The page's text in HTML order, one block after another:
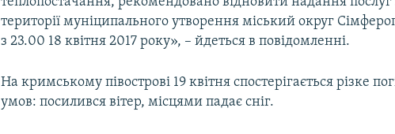
території муніципального утворення міський округ
з 23.00 18 квітня 2017 року», – йдеться в повідомленні.
На кримському півострові 19 квітня спостерігається різке
умов: посилився вітер, місцями падає сніг.